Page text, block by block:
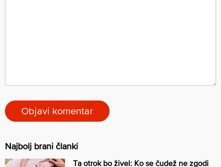
Najbolj brani članki
Ta otrok bo živel: Ko se čudež ne zgodi